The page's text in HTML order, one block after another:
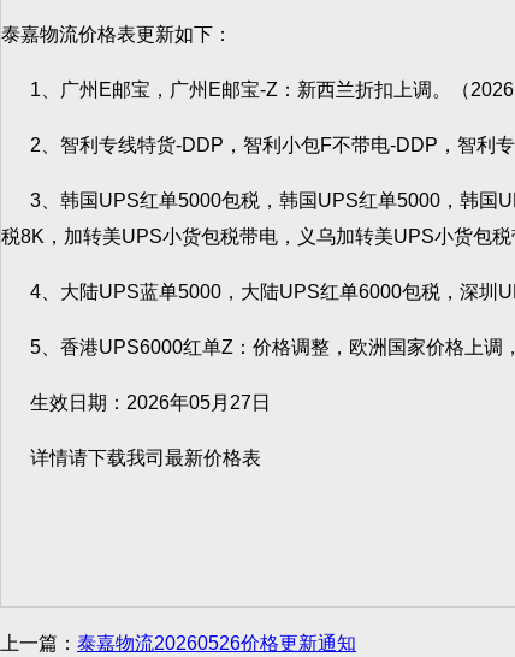
泰嘉物流价格表更新如下：
1、广州E邮宝，广州E邮宝-Z：新西兰折扣上调。（
2、智利专线特货-DDP，智利小包F不带电-DDP，智利
3、韩国UPS红单5000包税，韩国UPS红单5000，韩国
税8K，加转美UPS小货包税带电，义乌加转美UPS小货包
4、大陆UPS蓝单5000，大陆UPS红单6000包税，深圳
5、香港UPS6000红单Z：价格调整，欧洲国家价格上调
生效日期：2026年05月27日
详情请下载我司最新价格表
上一篇： 泰嘉物流20260526价格更新通知